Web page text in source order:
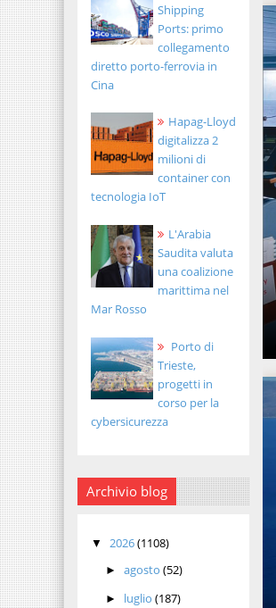
Shipping
Ports: primo
collegamento
diretto porto-ferrovia in
Cina
Hapag-Lloyd
digitalizza 2
milioni di
container con
tecnologia IoT
L'Arabia
Saudita valuta
una coalizione
marittima nel
Mar Rosso
Porto di
Trieste,
progetti in
corso per la
cybersicurezza
Archivio blog
▼ 2026(1108)
► agosto (52)
► luglio (187)